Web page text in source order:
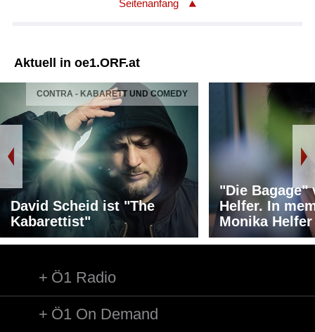
Seitenanfang
Aktuell in oe1.ORF.at
CONTRA - KABARETT UND COMEDY
David Scheid ist "The
Kabarettist"
"Die Bagage"
Helfer. In
Monika Helfer
Ö1 Radio
Ö1 On Demand